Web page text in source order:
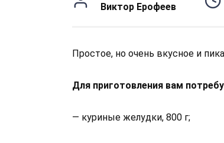
Виктор Ерофеев
Простое, но очень вкусное и
Для приготовления вам
— куриные желудки, 800 г;